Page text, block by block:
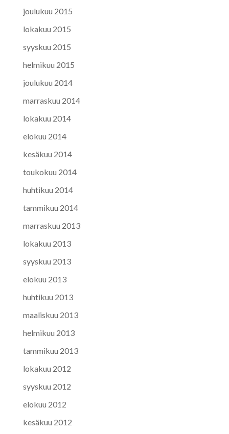
joulukuu 2015
lokakuu 2015
syyskuu 2015
helmikuu 2015
joulukuu 2014
marraskuu 2014
lokakuu 2014
elokuu 2014
kesäkuu 2014
toukokuu 2014
huhtikuu 2014
tammikuu 2014
marraskuu 2013
lokakuu 2013
syyskuu 2013
elokuu 2013
huhtikuu 2013
maaliskuu 2013
helmikuu 2013
tammikuu 2013
lokakuu 2012
syyskuu 2012
elokuu 2012
kesäkuu 2012